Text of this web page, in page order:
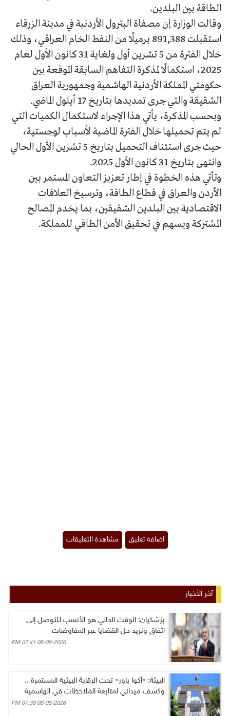
الطاقة بين البلدين.
وقالت الوزارة إن مصفاة البترول الأردنية في مدينة الزرقاء
استقبلت 891,388 برميلًا من النفط الخام العراقي، وذلك
خلال الفترة من 5 تشرين أول ولغاية 31 كانون الأول لعام
2025، استكمالًا لمذكرة التفاهم السابقة الموقعة بين
حكومتي المملكة الأردنية الهاشمية وجمهورية العراق
الشقيقة والتي جرى تمديدها بتاريخ 17 أيلول الماضي.
وبحسب المذكرة، يأتي هذا الإجراء لاستكمال الكميات التي
لم يتم تحميلها خلال الفترة الماضية لأسباب لوجستية،
حيث جرى استئناف التحميل بتاريخ 5 تشرين الأول الحالي
وانتهى بتاريخ 31 كانون الأول 2025.
وتأتي هذه الخطوة في إطار تعزيز التعاون المستمر بين
الأردن والعراق في قطاع الطاقة، وترسيخ العلاقات
الاقتصادية بين البلدين الشقيقين، بما يخدم المصالح
المشتركة ويسهم في تحقيق الأمن الطاقي للمملكة.
آخر الأخبار
بزشكيان: الوقت الحالي هو الأنسب للتوصل إلى
اتفاق ونريد حل القضايا عبر المفاوضات
08-08-2026 07:41 PM
البيئة: «أكوا باور» تحت الرقابة البيئية المستمرة ..
وكشف ميداني لمتابعة الملاحظات في الهاشمية
08-08-2026 07:38 PM